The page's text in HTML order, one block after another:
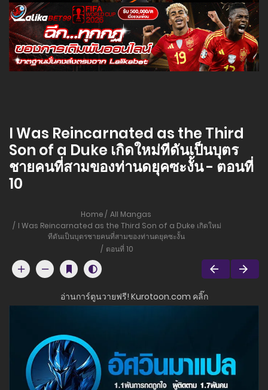
I Was Reincarnated as the Third
Son of a Duke เกิดใหม่ทีดันเป็นบุตร
ชายคนที่สามของท่านดยุคซะงั้น - ตอนที่
10
Home
All Mangas
I Was Reincarnated as the Third Son of a Duke เกิดใหม่
ทีดันเป็นบุตรชายคนที่สามของท่านดยุคซะงั้น
ตอนที่ 10
อ่านการ์ตูนวายฟรี! Kurotoon.com คลิ๊ก